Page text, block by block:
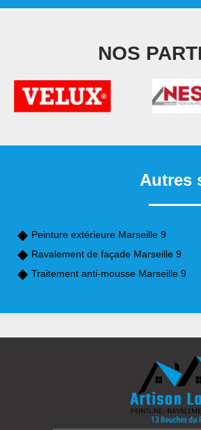
NOS
Autres
Peinture extérieure Marseille 9
Ravalement de façade Marseille 9
Traitement anti-mousse Marseille 9